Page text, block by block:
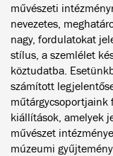
művészeti
nevezetes,
nagy, fordulatokat
stílus, a szemlélet
köztudatba.
számított
műtárgycsoportjaink
kiállítások, amelyek
művészet
múzeumi